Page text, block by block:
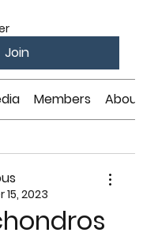
Join
Members About
2023